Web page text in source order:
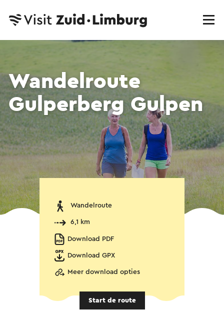
Wandelroute
Gulperberg Gulpen
Wandelroute
6,1 km
Download PDF
Download GPX
Meer download opties
Start de route